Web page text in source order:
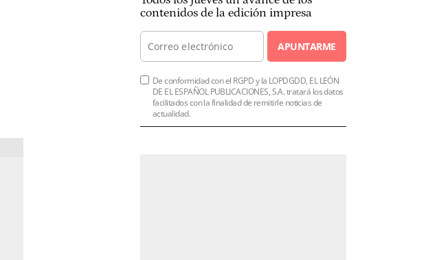
contenidos de la edición impresa
APUNTARME
De conformidad con el RGPD y la LOPDGDD, EL LEÓN
DE EL ESPAÑOL PUBLICACIONES, S.A. tratará los datos
facilitados con la finalidad de remitirle noticias de
actualidad.